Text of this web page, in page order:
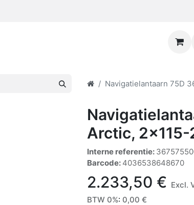
Navigatielantaarn 75D
Arctic,
Interne referentie:
Barcode: 4036538648670
2.233,50 € Excl.
BTW 0%: 0,00 €